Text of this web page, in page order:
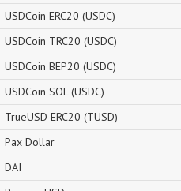
USDCoin ERC20 (USDC)
USDCoin TRC20 (USDC)
USDCoin BEP20 (USDC)
USDCoin SOL (USDC)
TrueUSD ERC20 (TUSD)
Pax Dollar
DAI